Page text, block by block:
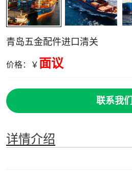
青岛五金配件进口清关
价格：￥ 面议
联系我们
详情介绍